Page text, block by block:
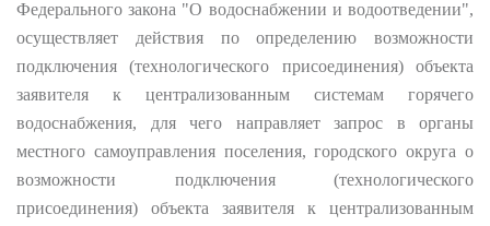
Федерального закона "О водоснабжении и водоотведении",
осуществляет действия по определению возможности
подключения (технологического присоединения) объекта
заявителя к централизованным системам горячего
водоснабжения, для чего направляет запрос в органы
местного самоуправления поселения, городского округа о
возможности подключения (технологического
присоединения) объекта заявителя к централизованным